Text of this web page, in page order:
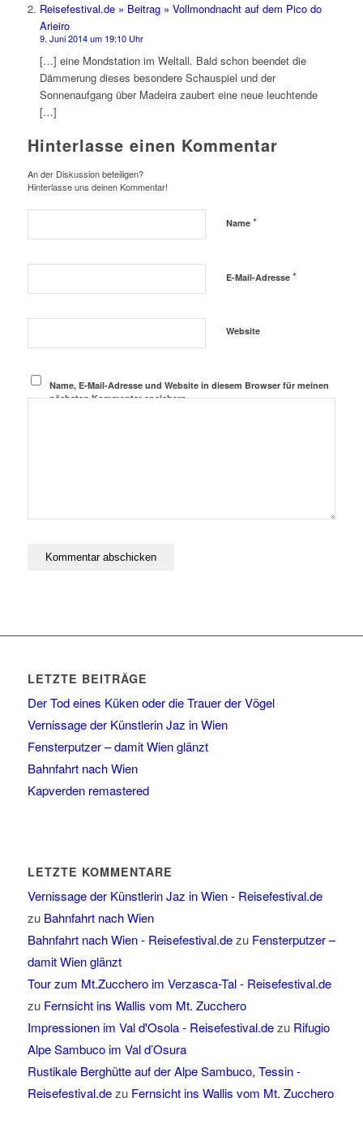
Reisefestival.de » Beitrag » Vollmondnacht auf dem Pico do
Arieiro
9. Juni 2014 um 19:10 Uhr
[…] eine Mondstation im Weltall. Bald schon beendet die
Dämmerung dieses besondere Schauspiel und der
Sonnenaufgang über Madeira zaubert eine neue leuchtende
[…]
Hinterlasse einen Kommentar
An der Diskussion beteiligen?
Hinterlasse uns deinen Kommentar!
Name *
E-Mail-Adresse *
Website
Name, E-Mail-Adresse und Website in diesem Browser für meinen
nächsten Kommentar speichern.
LETZTE BEITRÄGE
Der Tod eines Küken oder die Trauer der Vögel
Vernissage der Künstlerin Jaz in Wien
Fensterputzer – damit Wien glänzt
Bahnfahrt nach Wien
Kapverden remastered
LETZTE KOMMENTARE
Vernissage der Künstlerin Jaz in Wien - Reisefestival.de
zu Bahnfahrt nach Wien
Bahnfahrt nach Wien - Reisefestival.dezu Fensterputzer –
damit Wien glänzt
Tour zum Mt.Zucchero im Verzasca-Tal - Reisefestival.de
zu Fernsicht ins Wallis vom Mt. Zucchero
Impressionen im Val d'Osola - Reisefestival.dezu Rifugio
Alpe Sambuco im Val d’Osura
Rustikale Berghütte auf der Alpe Sambuco, Tessin -
Reisefestival.dezu Fernsicht ins Wallis vom Mt. Zucchero